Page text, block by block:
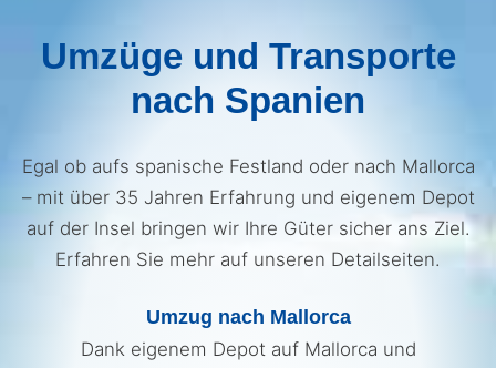
Umzüge und Transporte
nach Spanien
Egal ob aufs spanische Festland oder nach Mallorca
– mit über 35 Jahren Erfahrung und eigenem Depot
auf der Insel bringen wir Ihre Güter sicher ans Ziel.
Erfahren Sie mehr auf unseren Detailseiten.
Umzug nach Mallorca
Dank eigenem Depot auf Mallorca und